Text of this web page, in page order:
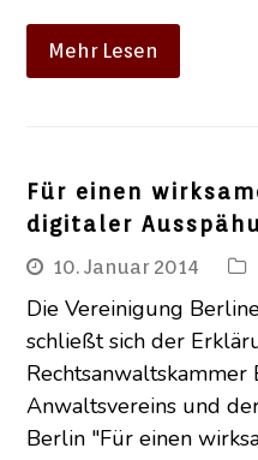
Mehr Lesen
Für einen
digitaler
10. Januar 2014
Die Vereinigung
schließt sich der
Anwaltsvereins und
Berlin "Für einen